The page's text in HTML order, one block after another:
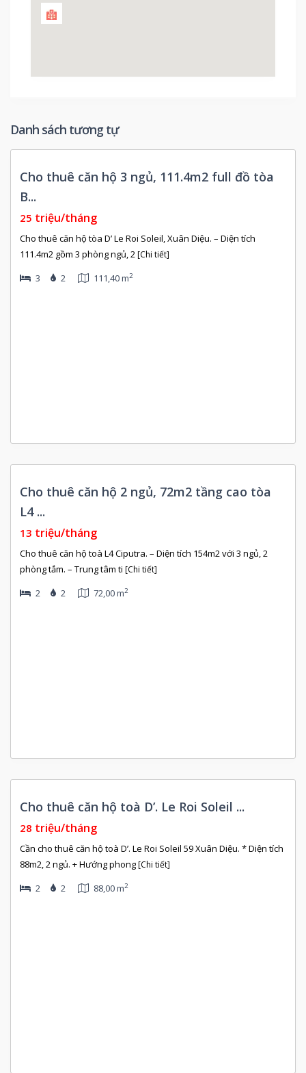
Danh sách tương tự
Cho thuê căn hộ 3 ngủ, 111.4m2 full đồ tòa
B...
25 triệu/tháng
Cho thuê căn hộ tòa D’ Le Roi Soleil, Xuân Diệu. – Diện tích
111.4m2 gồm 3 phòng ngủ, 2 [Chi tiết]
3 2 111,40 m2
Cho thuê căn hộ 2 ngủ, 72m2 tầng cao tòa
L4 ...
13 triệu/tháng
Cho thuê căn hộ toà L4 Ciputra. – Diện tích 154m2 với 3 ngủ, 2
phòng tắm. – Trung tâm ti [Chi tiết]
2 2 72,00 m2
Cho thuê căn hộ toà D’. Le Roi Soleil ...
28 triệu/tháng
Cần cho thuê căn hộ toà D’. Le Roi Soleil 59 Xuân Diệu. * Diện tích
88m2, 2 ngủ. + Hướng phong[Chi tiết]
2 2 88,00 m2